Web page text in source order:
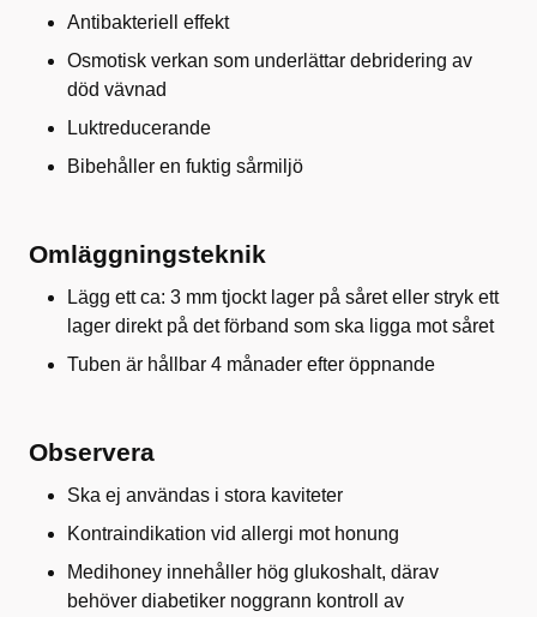
Antibakteriell effekt
Osmotisk verkan som underlättar debridering av
död vävnad
Luktreducerande
Bibehåller en fuktig sårmiljö
Omläggningsteknik
Lägg ett ca: 3 mm tjockt lager på såret eller stryk ett
lager direkt på det förband som ska ligga mot såret
Tuben är hållbar 4 månader efter öppnande
Observera
Ska ej användas i stora kaviteter
Kontraindikation vid allergi mot honung
Medihoney innehåller hög glukoshalt, därav
behöver diabetiker noggrann kontroll av